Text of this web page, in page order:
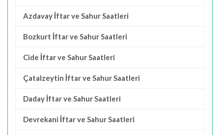
Azdavay İftar ve Sahur Saatleri
Bozkurt İftar ve Sahur Saatleri
Cide İftar ve Sahur Saatleri
Çatalzeytin İftar ve Sahur Saatleri
Daday İftar ve Sahur Saatleri
Devrekani İftar ve Sahur Saatleri